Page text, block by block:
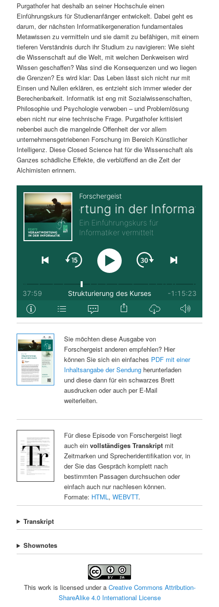
n
Purgathofer hat deshalb an seiner Hochschule einen
Einführungskurs für Studienanfänger entwickelt. Dabei geht es
darum, der nächsten Informatikergeneration fundamentales
Metawissen zu vermitteln und sie damit zu befähigen, mit einem
tieferen Verständnis durch ihr Studium zu navigieren: Wie sieht
die Wissenschaft auf die Welt, mit welchen Denkweisen wird
Wissen geschaffen? Was sind die Konsequenzen und wo liegen
die Grenzen? Es wird klar: Das Leben lässt sich nicht nur mit
Einsen und Nullen erklären, es entzieht sich immer wieder der
Berechenbarkeit. Informatik ist eng mit Sozialwissenschaften,
Philosophie und Psychologie verwoben – und Problemlösung
eben nicht nur eine technische Frage. Purgathofer kritisiert
nebenbei auch die mangelnde Offenheit der vor allem
unternehmensgetriebenen Forschung im Bereich Künstlicher
Intelligenz. Diese Closed Science hat für die Wissenschaft als
Ganzes schädliche Effekte, die verblüffend an die Zeit der
Alchimisten erinnern.
Sie möchten diese Ausgabe von
Forschergeist anderen empfehlen? Hier
können Sie sich ein einfaches PDF mit einer
Inhaltsangabe der Sendungherunterladen
und diese dann für ein schwarzes Brett
ausdrucken oder auch per E-Mail
weiterleiten.
Für diese Episode von Forschergeist liegt
auch ein vollständiges Transkriptmit
Zeitmarken und Sprecheridentifikation vor, in
der Sie das Gespräch komplett nach
bestimmten Passagen durchsuchen oder
einfach auch nur nachlesen können.
Formate: HTML, WEBVTT.
Transkript
Shownotes
This work is licensed under a Creative Commons Attribution-
ShareAlike 4.0 International License